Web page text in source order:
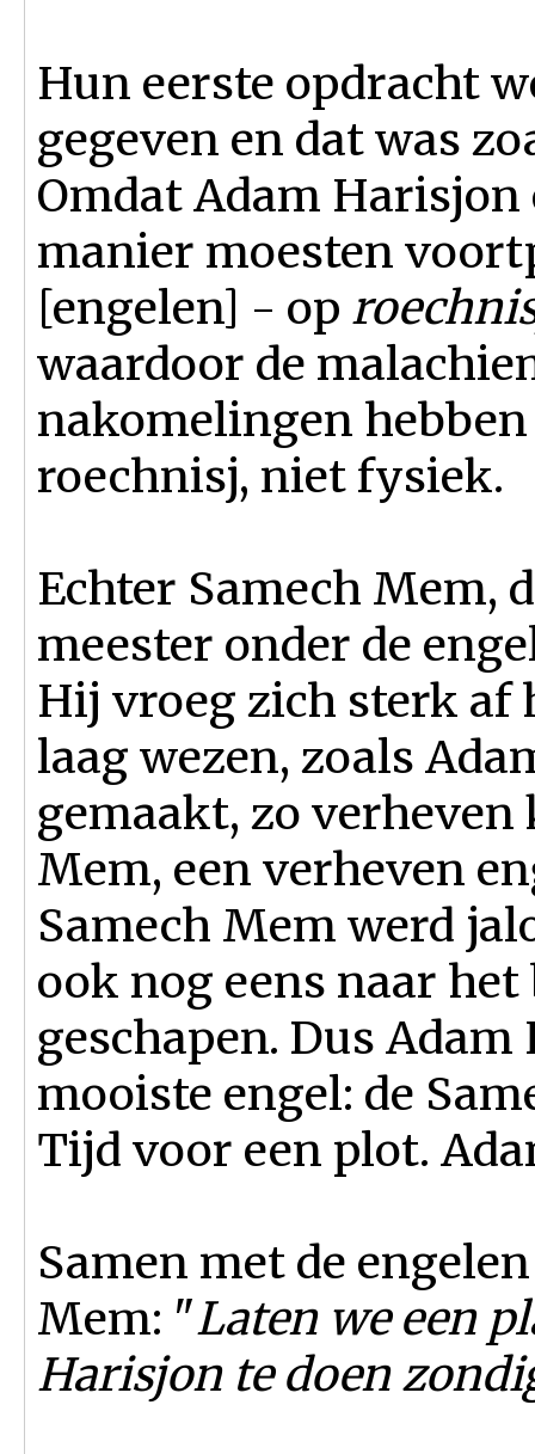
Hun eerste opdracht
gegeven en dat was
Omdat Adam Harisjon
manier moesten
[engelen] - op
waardoor de
nakomelingen
roechnisj, niet fysiek.
Echter Samech Mem,
meester onder de
Hij vroeg zich sterk af
laag wezen, zoals
gemaakt, zo
Mem, een verheven
Samech Mem werd
ook nog eens naar
geschapen. Dus
mooiste engel: de
Tijd voor een plot.
Samen met de
Mem: "Laten we een
Harisjon te doen